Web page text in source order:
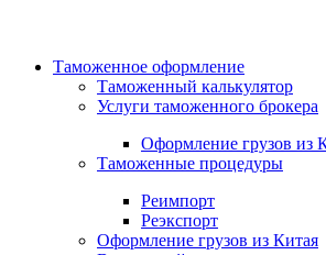
Таможенное оформление
Таможенный калькулятор
Услуги таможенного брокера
Оформление грузов из
Таможенные процедуры
Реимпорт
Реэкспорт
Оформление грузов из Китая